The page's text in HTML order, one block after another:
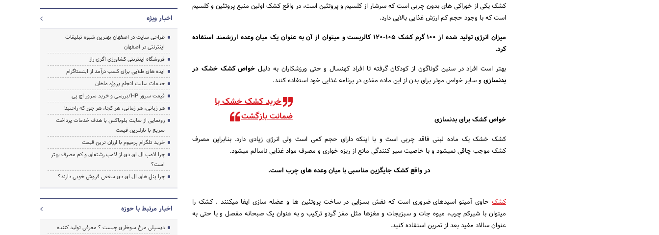
کشک یکی از خوراکی های بدون چربی است که سرشار از کلسیم و پروتئین است، در واقع کشک اولین منبع پروتئین و کلسیم
است که با وجود حجم کم ارزش غذایی بالایی دارد.
میزان انرژی تولید شده از 100 گرم کشک 105-120 کالریست و میتوان از آن به عنوان یک میان وعده ارزشمند استفاده
کرد.
بهتر است افراد در سنین گوناگون از کودکان گرفته تا افراد کهنسال و حتی ورزشکاران به دلیل خواص کشک خشک در
بدنسازیو سایر خواص موثر برای بدن از این ماده مغذی در برنامه غذایی خود استفاده کنند.
خرید کشک خشک با
ضمانت بازگشت
خواص کشک برای بدنسازی
کشک خشک یک ماده لبنی فاقد چربی است و با اینکه دارای حجم کمی است ولی انرژی زیادی دارد. بنابراین مصرف
کشک موجب چاقی نمیشود و با خاصیت سیر کنندگی مانع از ریزه خواری و مصرف مواد غذایی ناسالم میشود.
در واقع کشک جایگزین مناسبی با میان وعده های چرب است.
کشک حاوی آمینو اسیدهای ضروری است که نقش بسزایی در ساخت پروتئین ها و عضله سازی ایفا میکنند . کشک را
میتوان با شیرکم چرب، میوه جات و سبزیجات و مغزها مثل مغز گردو ترکیب و به عنوان یک صبحانه مفصل و یا حتی به
عنوان سالاد مفید بعد از تمرین استفاده کنید.
اخبار ویژه
طراحی سایت در اصفهان بهترین شیوه تبلیغات
اینترنتی در اصفهان
فروشگاه اینترنتی کشاورزی اگری راز
ایده های طلایی برای کسب درآمد از اینستاگرام
خدمات سایت انجام پروژه ماهان
قیمت سرور HP/بررسی و خرید سرور اچ پی
هر زبانی، هر زمانی، هر کجا، هر جور که راحتید!
رونمایی از سایت بلوباکس با هدف خدمات پرداخت
سریع با نازلترین قیمت
خرید تلگرام پرمیوم با ارزان ترین قیمت
چرا لامپ ال ای دی از لامپ رشته‌ای و کم مصرف بهتر
است؟
چرا پنل های ال ای دی سقفی فروش خوبی دارند؟
اخبار مرتبط با حوزه
دیسپلی مرغ سوخاری چیست ؟ معرفی تولید کننده